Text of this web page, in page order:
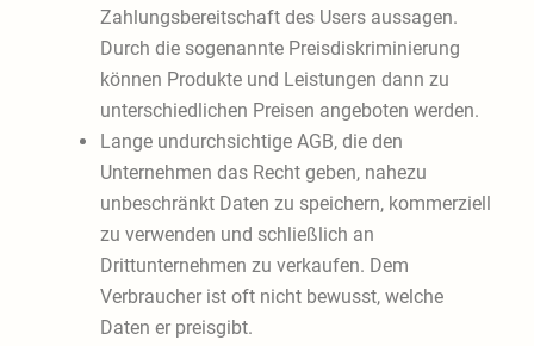
Zahlungsbereitschaft des Users aussagen.
Durch die sogenannte Preisdiskriminierung
können Produkte und Leistungen dann zu
unterschiedlichen Preisen angeboten werden.
Lange undurchsichtige AGB, die den
Unternehmen das Recht geben, nahezu
unbeschränkt Daten zu speichern, kommerziell
zu verwenden und schließlich an
Drittunternehmen zu verkaufen. Dem
Verbraucher ist oft nicht bewusst, welche
Daten er preisgibt.